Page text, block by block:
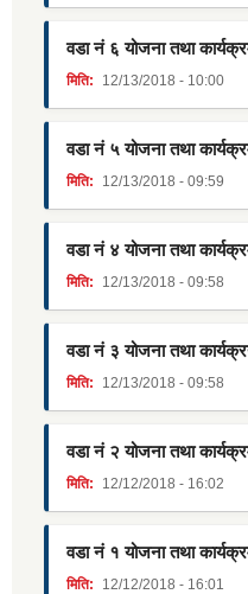
वडा नं ६ योजना तथा
मिति: 12/13/2018 - 10:00
वडा नं ५ योजना तथा
मिति: 12/13/2018 - 09:59
वडा नं ४ योजना तथा
मिति: 12/13/2018 - 09:58
वडा नं ३ योजना तथा
मिति: 12/13/2018 - 09:58
वडा नं २ योजना तथा
मिति: 12/12/2018 - 16:02
वडा नं १ योजना तथा
मिति: 12/12/2018 - 16:01